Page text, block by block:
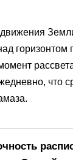
движения
горизонтом
что